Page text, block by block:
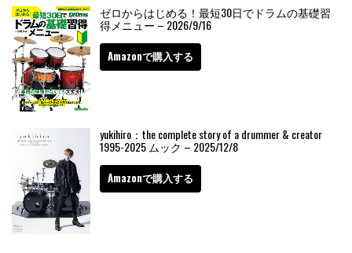
ゼロからはじめる！最短30日でドラムの基礎習
得メニュー – 2026/9/16
Amazonで購入する
yukihiro：the complete story of a drummer & creator
1995-2025 ムック – 2025/12/8
Amazonで購入する